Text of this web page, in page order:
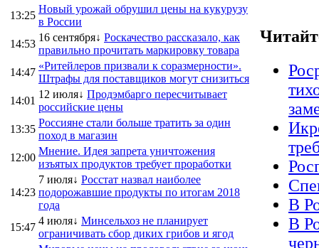
13:25
Новый урожай обрушил цены на кукурузу
в России
14:53
16 сентября↓ Роскачество рассказало, как
правильно прочитать маркировку товара
14:47
«Ритейлеров призвали к соразмерности».
Штрафы для поставщиков могут снизиться
14:01
12 июля↓ Продэмбарго пересчитывает
российские цены
13:35
Россияне стали больше тратить за один
поход в магазин
12:00
Мнение. Идея запрета уничтожения
изъятых продуктов требует проработки
14:23
7 июля↓ Росстат назвал наиболее
подорожавшие продукты по итогам 2018
года
15:47
4 июля↓ Минсельхоз не планирует
ограничивать сбор диких грибов и ягод
В
В